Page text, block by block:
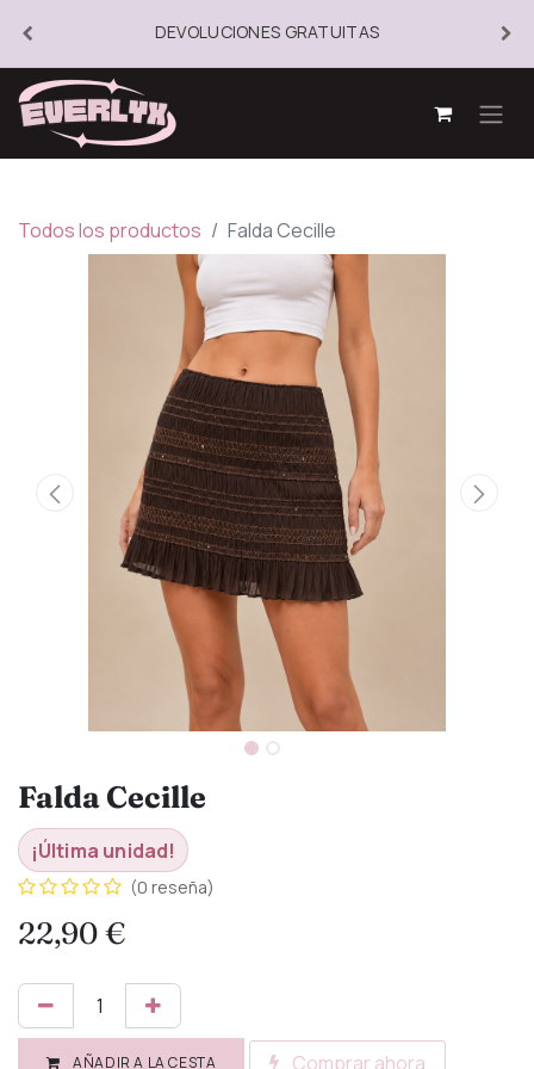
DEVOLUCIONES GRATUITAS
Todos los productos Falda Cecille
Falda Cecille
¡Última unidad!
(0 reseña)
22,90€
AÑADIR A LA CESTA Comprar ahora